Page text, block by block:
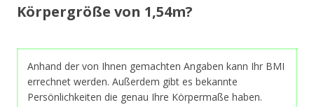
Körpergröße von 1,54m?
Anhand der von Ihnen gemachten Angaben kann Ihr BMI
errechnet werden. Außerdem gibt es bekannte
Persönlichkeiten die genau Ihre Körpermaße haben.